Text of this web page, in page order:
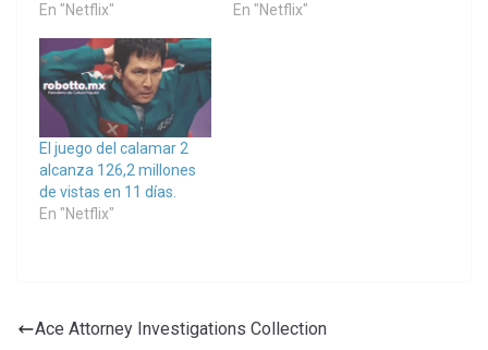
En "Netflix"
En "Netflix"
El juego del calamar 2
alcanza 126,2 millones
de vistas en 11 días.
En "Netflix"
Ace Attorney Investigations Collection